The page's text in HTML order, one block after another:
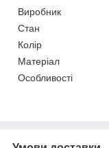
Виробник
Стан
Колір
Матеріал
Особливості